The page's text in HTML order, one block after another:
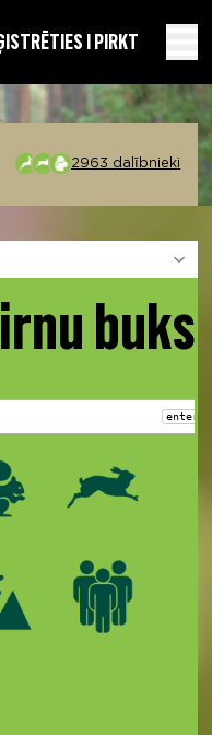
I PIRKT
2963 dalībnieki
buks
enter